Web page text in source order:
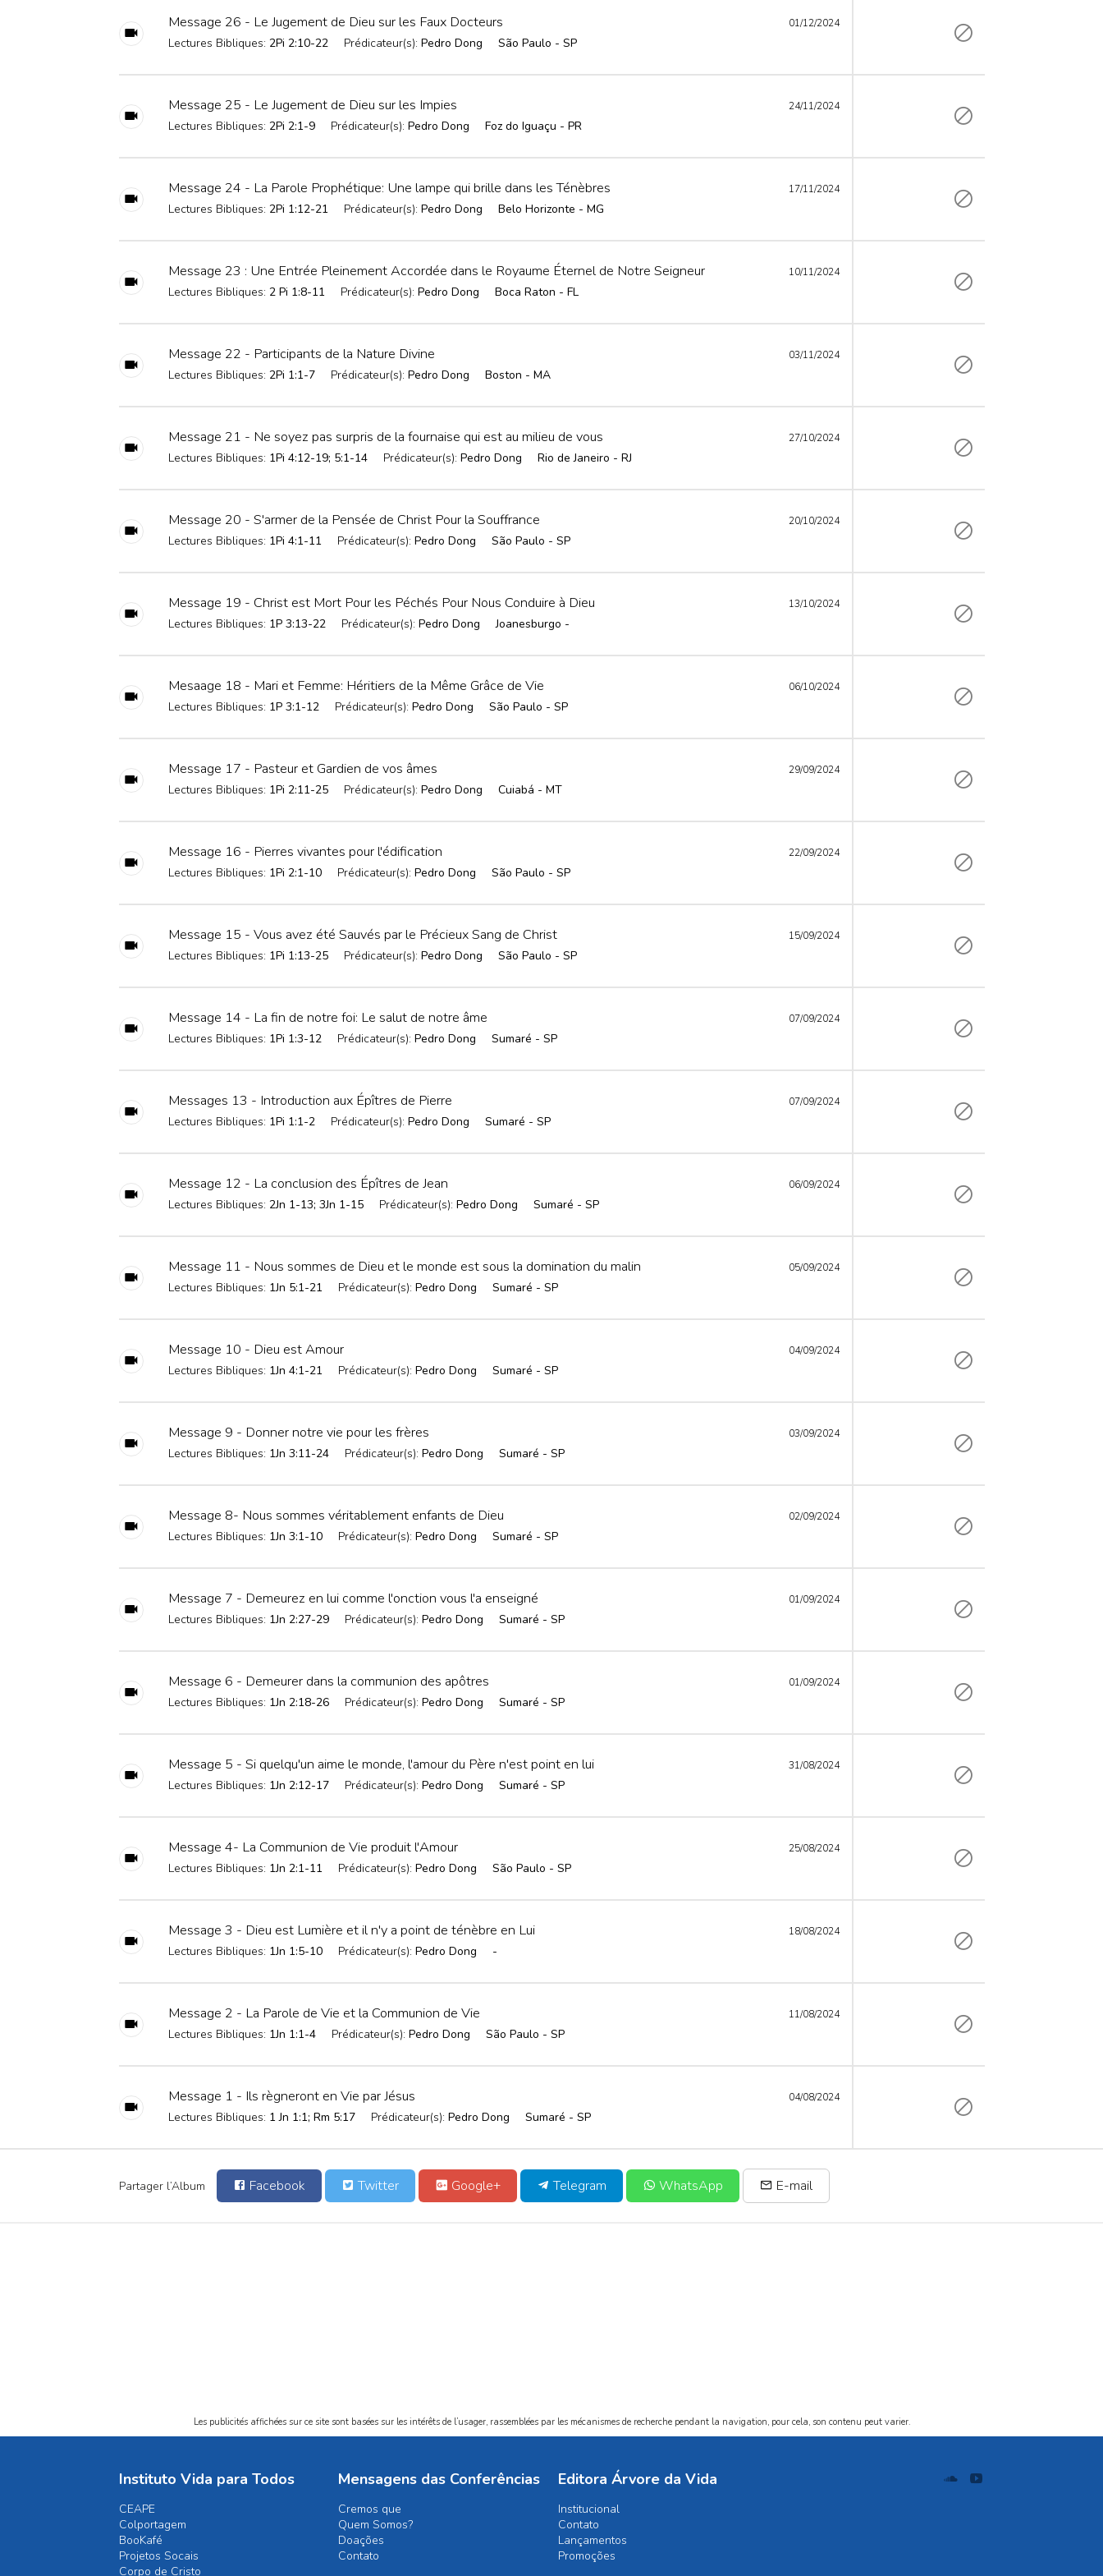
Message 26 - Le Jugement de Dieu sur les Faux Docteurs 01/12/2024
Lectures Bibliques: 2Pi 2:10-22 Prédicateur(s): Pedro Dong São Paulo - SP
Message 25 - Le Jugement de Dieu sur les Impies 24/11/2024
Lectures Bibliques: 2Pi 2:1-9 Prédicateur(s): Pedro Dong Foz do Iguaçu - PR
Message 24 - La Parole Prophétique: Une lampe qui brille dans les Ténèbres 17/11/2024
Lectures Bibliques: 2Pi 1:12-21 Prédicateur(s): Pedro Dong Belo Horizonte - MG
Message 23 : Une Entrée Pleinement Accordée dans le Royaume Éternel de Notre Seigneur 10/11/2024
Lectures Bibliques: 2 Pi 1:8-11 Prédicateur(s): Pedro Dong Boca Raton - FL
Message 22 - Participants de la Nature Divine 03/11/2024
Lectures Bibliques: 2Pi 1:1-7 Prédicateur(s): Pedro Dong Boston - MA
Message 21 - Ne soyez pas surpris de la fournaise qui est au milieu de vous 27/10/2024
Lectures Bibliques: 1Pi 4:12-19; 5:1-14 Prédicateur(s): Pedro Dong Rio de Janeiro - RJ
Message 20 - S'armer de la Pensée de Christ Pour la Souffrance 20/10/2024
Lectures Bibliques: 1Pi 4:1-11 Prédicateur(s): Pedro Dong São Paulo - SP
Message 19 - Christ est Mort Pour les Péchés Pour Nous Conduire à Dieu 13/10/2024
Lectures Bibliques: 1P 3:13-22 Prédicateur(s): Pedro Dong Joanesburgo -
Mesaage 18 - Mari et Femme: Héritiers de la Même Grâce de Vie 06/10/2024
Lectures Bibliques: 1P 3:1-12 Prédicateur(s): Pedro Dong São Paulo - SP
Message 17 - Pasteur et Gardien de vos âmes 29/09/2024
Lectures Bibliques: 1Pi 2:11-25 Prédicateur(s): Pedro Dong Cuiabá - MT
Message 16 - Pierres vivantes pour l'édification 22/09/2024
Lectures Bibliques: 1Pi 2:1-10 Prédicateur(s): Pedro Dong São Paulo - SP
Message 15 - Vous avez été Sauvés par le Précieux Sang de Christ 15/09/2024
Lectures Bibliques: 1Pi 1:13-25 Prédicateur(s): Pedro Dong São Paulo - SP
Message 14 - La fin de notre foi: Le salut de notre âme 07/09/2024
Lectures Bibliques: 1Pi 1:3-12 Prédicateur(s): Pedro Dong Sumaré - SP
Messages 13 - Introduction aux Épîtres de Pierre 07/09/2024
Lectures Bibliques: 1Pi 1:1-2 Prédicateur(s): Pedro Dong Sumaré - SP
Message 12 - La conclusion des Épîtres de Jean 06/09/2024
Lectures Bibliques: 2Jn 1-13; 3Jn 1-15 Prédicateur(s): Pedro Dong Sumaré - SP
Message 11 - Nous sommes de Dieu et le monde est sous la domination du malin 05/09/2024
Lectures Bibliques: 1Jn 5:1-21 Prédicateur(s): Pedro Dong Sumaré - SP
Message 10 - Dieu est Amour 04/09/2024
Lectures Bibliques: 1Jn 4:1-21 Prédicateur(s): Pedro Dong Sumaré - SP
Message 9 - Donner notre vie pour les frères 03/09/2024
Lectures Bibliques: 1Jn 3:11-24 Prédicateur(s): Pedro Dong Sumaré - SP
Message 8- Nous sommes véritablement enfants de Dieu 02/09/2024
Lectures Bibliques: 1Jn 3:1-10 Prédicateur(s): Pedro Dong Sumaré - SP
Message 7 - Demeurez en lui comme l'onction vous l'a enseigné 01/09/2024
Lectures Bibliques: 1Jn 2:27-29 Prédicateur(s): Pedro Dong Sumaré - SP
Message 6 - Demeurer dans la communion des apôtres 01/09/2024
Lectures Bibliques: 1Jn 2:18-26 Prédicateur(s): Pedro Dong Sumaré - SP
Message 5 - Si quelqu'un aime le monde, l'amour du Père n'est point en lui 31/08/2024
Lectures Bibliques: 1Jn 2:12-17 Prédicateur(s): Pedro Dong Sumaré - SP
Message 4- La Communion de Vie produit l'Amour 25/08/2024
Lectures Bibliques: 1Jn 2:1-11 Prédicateur(s): Pedro Dong São Paulo - SP
Message 3 - Dieu est Lumière et il n'y a point de ténèbre en Lui 18/08/2024
Lectures Bibliques: 1Jn 1:5-10 Prédicateur(s): Pedro Dong -
Message 2 - La Parole de Vie et la Communion de Vie 11/08/2024
Lectures Bibliques: 1Jn 1:1-4 Prédicateur(s): Pedro Dong São Paulo - SP
Message 1 - Ils règneront en Vie par Jésus 04/08/2024
Lectures Bibliques: 1 Jn 1:1; Rm 5:17 Prédicateur(s): Pedro Dong Sumaré - SP
Partager l’Album Facebook Twitter Google+ Telegram WhatsApp E-mail
Les publicités affichées sur ce site sont basées sur les intérêts de l’usager, rassemblées par les mécanismes de recherche pendant la navigation, pour cela, son contenu peut varier.
Instituto Vida para Todos
CEAPE
Colportagem
BooKafé
Projetos Socais
Corpo de Cristo
Mensagens das Conferências
Cremos que
Quem Somos?
Doações
Contato
Editora Árvore da Vida
Institucional
Contato
Lançamentos
Promoções